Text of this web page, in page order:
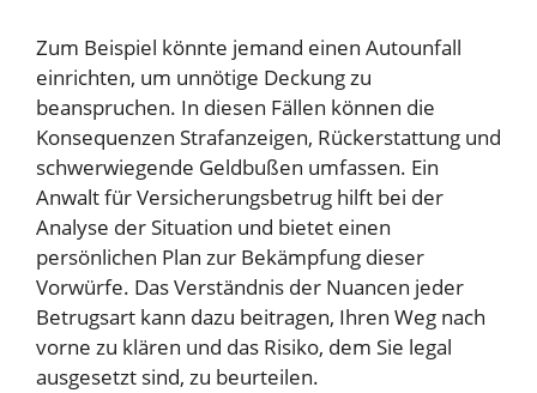
Zum Beispiel könnte jemand einen Autounfall
einrichten, um unnötige Deckung zu
beanspruchen. In diesen Fällen können die
Konsequenzen Strafanzeigen, Rückerstattung und
schwerwiegende Geldbußen umfassen. Ein
Anwalt für Versicherungsbetrug hilft bei der
Analyse der Situation und bietet einen
persönlichen Plan zur Bekämpfung dieser
Vorwürfe. Das Verständnis der Nuancen jeder
Betrugsart kann dazu beitragen, Ihren Weg nach
vorne zu klären und das Risiko, dem Sie legal
ausgesetzt sind, zu beurteilen.